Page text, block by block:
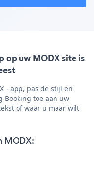
op uw MODX site is
- app, pas de stijl en
Booking toe aan uw
of waar u maar wilt
MODX: